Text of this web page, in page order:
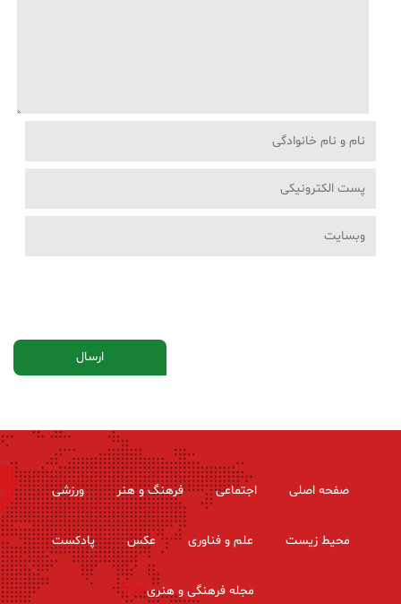
صفحه اصلی اجتماعی فرهنگ و هنر ورزشی
محیط زیست علم و فناوری عکس پادکست
مجله فرهنگی و هنری